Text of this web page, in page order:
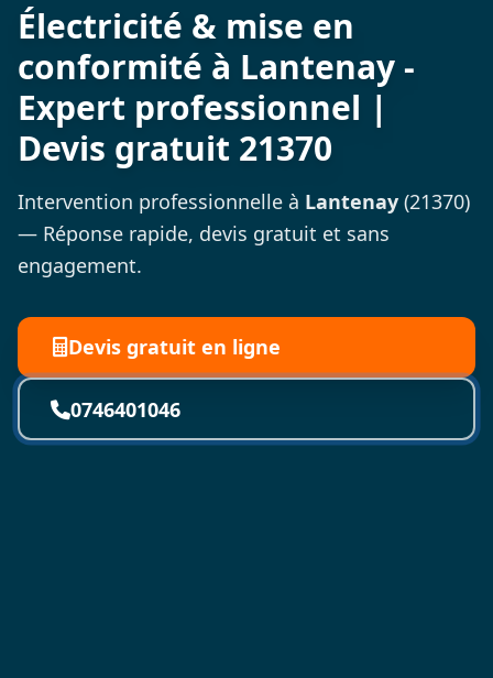
Électricité & mise en
conformité à Lantenay -
Expert professionnel |
Devis gratuit 21370
Intervention professionnelle à Lantenay (21370)
— Réponse rapide, devis gratuit et sans
engagement.
Devis gratuit en ligne
0746401046